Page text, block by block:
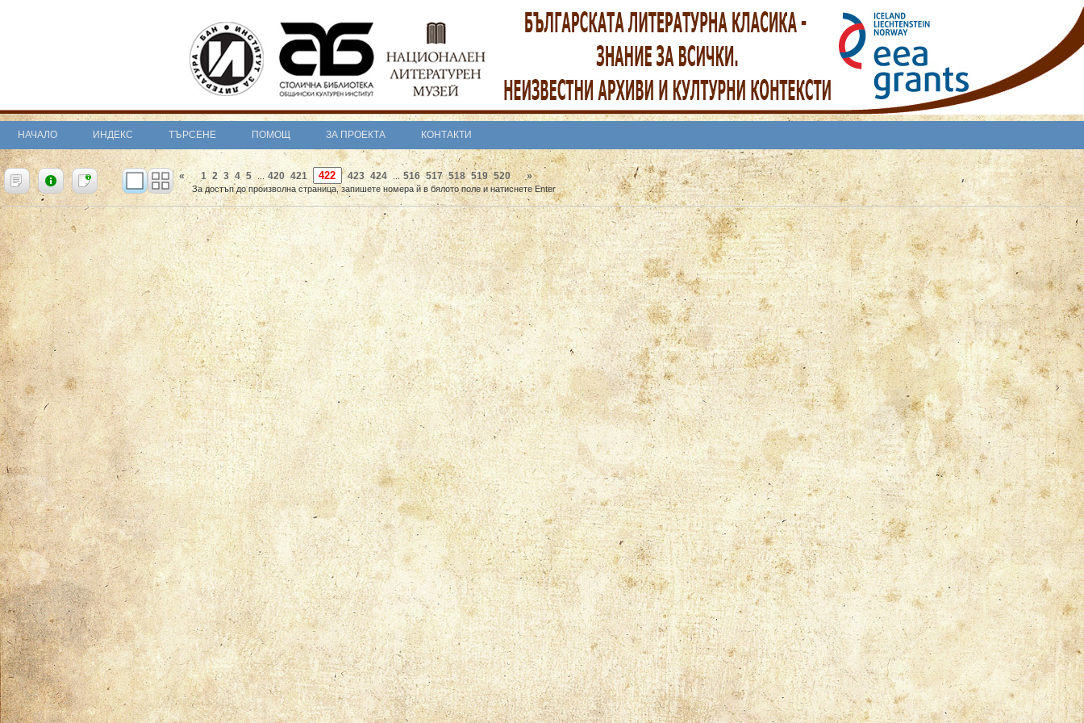
НАЧАЛО ИНДЕКС ТЪРСЕНЕ ПОМОЩ ЗА ПРОЕКТА КОНТАКТИ
« 1 2 3 4 5 ... 420 421 423 424 ... 516 517 518 519 520 »
За достъп до произволна страница, запишете номера й в бялото поле и натиснете Enter